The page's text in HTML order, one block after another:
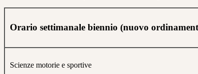
Orario settimanale biennio (nuovo
Scienze motorie e sportive